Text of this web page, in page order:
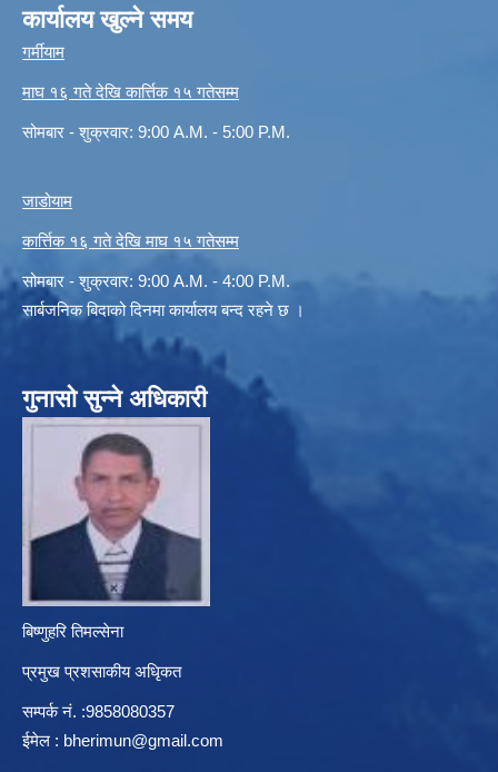
कार्यालय खुल्ने समय
गर्मीयाम
माघ १६ गते देखि कार्त्तिक १५ गतेसम्म
सोमबार - शुक्रवार: 9:00 A.M. - 5:00 P.M.
जाडोयाम
कार्त्तिक १६ गते देखि माघ १५ गतेसम्म
सोमबार - शुक्रवार: 9:00 A.M. - 4:00 P.M.
सार्बजनिक बिदाको दिनमा कार्यालय बन्द रहने छ ।
गुनासो सुन्ने अधिकारी
बिष्णुहरि तिमल्सेना
प्रमुख प्रशसाकीय अधिृकत
सम्पर्क न‌ं. :9858080357
ईमेल : bherimun@gmail.com